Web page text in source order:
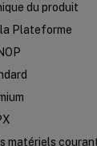
du produit
la Plateforme
matériels